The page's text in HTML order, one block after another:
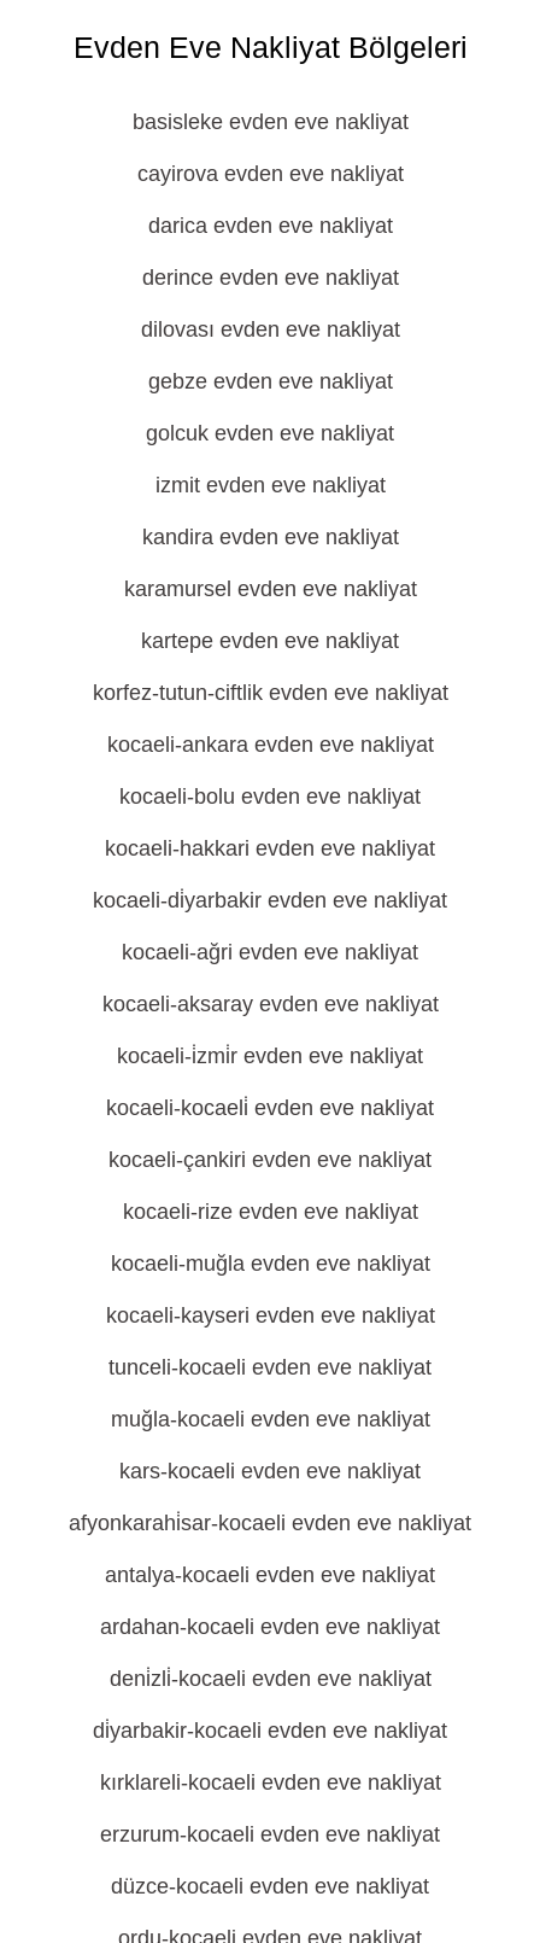
Evden Eve Nakliyat Bölgeleri
basisleke evden eve nakliyat
cayirova evden eve nakliyat
darica evden eve nakliyat
derince evden eve nakliyat
dilovası evden eve nakliyat
gebze evden eve nakliyat
golcuk evden eve nakliyat
izmit evden eve nakliyat
kandira evden eve nakliyat
karamursel evden eve nakliyat
kartepe evden eve nakliyat
korfez-tutun-ciftlik evden eve nakliyat
kocaeli-ankara evden eve nakliyat
kocaeli-bolu evden eve nakliyat
kocaeli-hakkari evden eve nakliyat
kocaeli-di̇yarbakir evden eve nakliyat
kocaeli-ağri evden eve nakliyat
kocaeli-aksaray evden eve nakliyat
kocaeli-i̇zmi̇r evden eve nakliyat
kocaeli-kocaeli̇ evden eve nakliyat
kocaeli-çankiri evden eve nakliyat
kocaeli-rize evden eve nakliyat
kocaeli-muğla evden eve nakliyat
kocaeli-kayseri evden eve nakliyat
tunceli-kocaeli evden eve nakliyat
muğla-kocaeli evden eve nakliyat
kars-kocaeli evden eve nakliyat
afyonkarahi̇sar-kocaeli evden eve nakliyat
antalya-kocaeli evden eve nakliyat
ardahan-kocaeli evden eve nakliyat
deni̇zli̇-kocaeli evden eve nakliyat
di̇yarbakir-kocaeli evden eve nakliyat
kırklareli-kocaeli evden eve nakliyat
erzurum-kocaeli evden eve nakliyat
düzce-kocaeli evden eve nakliyat
ordu-kocaeli evden eve nakliyat